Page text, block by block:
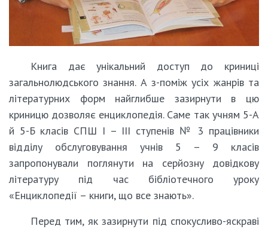
Книга дає унікальний доступ до криниці
загальнолюдського знання. А з-поміж усіх жанрів та
літературних форм найглибше зазирнути в цю
криницю дозволяє енциклопедія. Саме так учням 5-А
й 5-Б класів СПШ І – ІІІ ступенів № 3 працівники
відділу обслуговування учнів 5 – 9 класів
запропонували поглянути на серйозну довідкову
літературу під час бібліотечного уроку
«Енциклопедії – книги, що все знають».
Перед тим, як зазирнути під спокусливо-яскраві